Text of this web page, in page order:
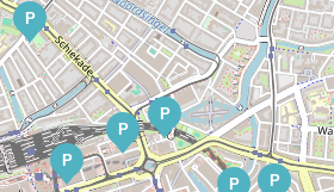
P
P
P
P
P
P